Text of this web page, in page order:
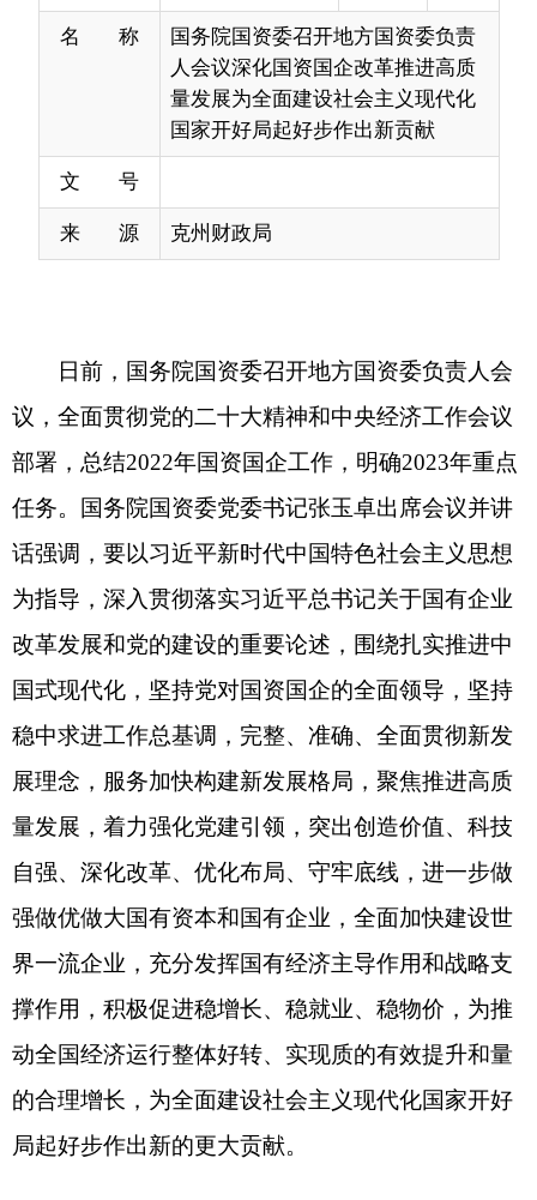
文 号
克州财政局
日前，国务院国资委召开地方国资委负责人会
议，全面贯彻党的二十大精神和中央经济工作会议
部署，总结2022年国资国企工作，明确2023年重点
为指导，深入贯彻落实习近平总书记关于国有企业
国式现代化，坚持党对国资国企的全面领导，坚持
稳中求进工作总基调，完整、准确、全面贯彻新发
展理念，服务加快构建新发展格局，聚焦推进高质
量发展，着力强化党建引领，突出创造价值、科技
自强、深化改革、优化布局、守牢底线，进一步做
界一流企业，充分发挥国有经济主导作用和战略支
撑作用，积极促进稳增长、稳就业、稳物价，为推
动全国经济运行整体好转、实现质的有效提升和量
的合理增长，为全面建设社会主义现代化国家开好
局起好步作出新的更大贡献。
会议认为，在以习近平同志为核心的党中央坚
强领导下，2022年各地国资委和国有企业坚决落实
党中央、国务院决策部署，按照地方党委、政府工
国企改革发展取得新的重要进展和明显成效。截至
2022年11月底，地方监管企业资产总额达到205.5万
亿元，同比增长10.1%。广大国有企业克服重重困
难为推动经济社会发展发挥了重要作用，1-11月实